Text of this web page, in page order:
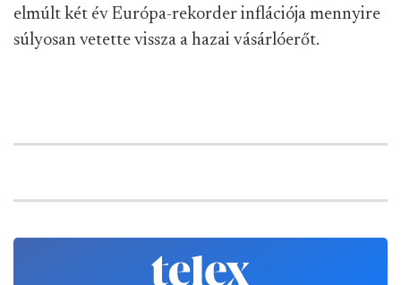
elmúlt két év Európa-rekorder inflációja mennyire
súlyosan vetette vissza a hazai vásárlóerőt.